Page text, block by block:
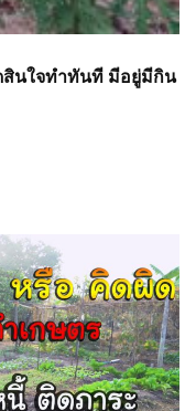
สินใจทำทันที มีอยู่มีกิน